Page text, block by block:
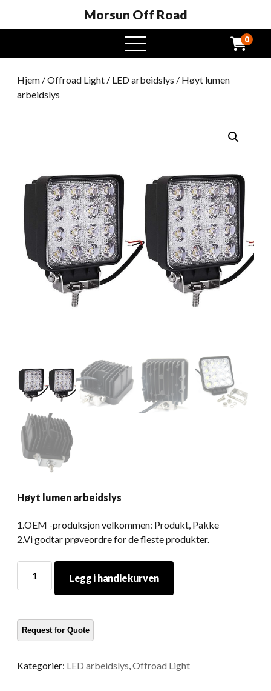
Morsun Off Road
Åpen
meny
0
Hjem /Offroad Light / LED arbeidslys / Høyt lumen
arbeidslys
Høyt lumen arbeidslys
1.OEM -produksjon velkommen: Produkt, Pakke
2.Vi godtar prøveordre for de fleste produkter.
lumen
arbeidslys
Legg i handlekurven
Kategorier: LED arbeidslys Offroad Light